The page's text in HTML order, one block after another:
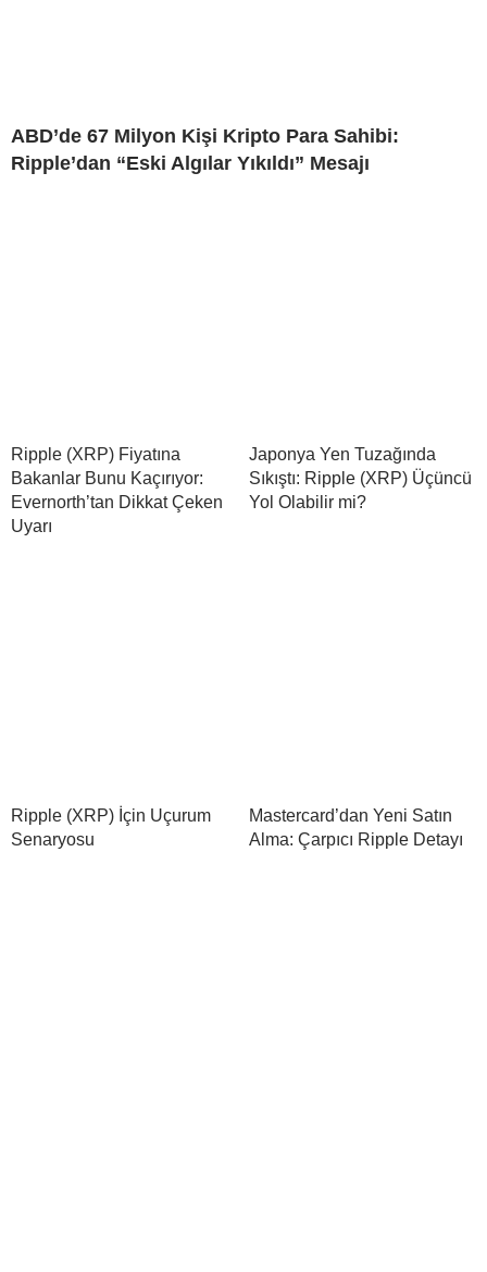
ABD’de 67 Milyon Kişi Kripto Para Sahibi:
Ripple’dan “Eski Algılar Yıkıldı” Mesajı
Ripple (XRP) Fiyatına
Bakanlar Bunu Kaçırıyor:
Evernorth’tan Dikkat Çeken
Uyarı
Japonya Yen Tuzağında
Sıkıştı: Ripple (XRP) Üçüncü
Yol Olabilir mi?
Ripple (XRP) İçin Uçurum
Senaryosu
Mastercard’dan Yeni Satın
Alma: Çarpıcı Ripple Detayı